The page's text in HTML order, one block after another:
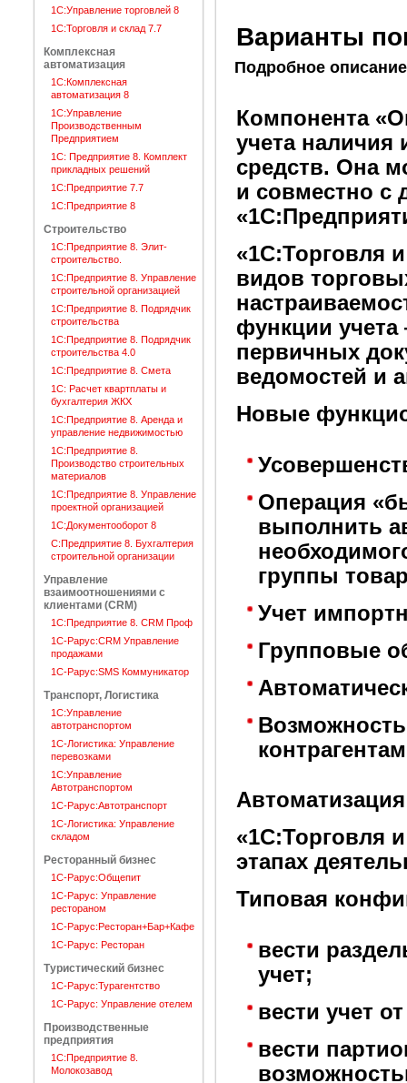
1С:Управление торговлей 8
1С:Торговля и склад 7.7
Комплексная
автоматизация
1С:Комплексная
автоматизация 8
1С:Управление
Производственным
Предприятием
1С: Предприятие 8. Комплект
прикладных решений
1С:Предприятие 7.7
1С:Предприятие 8
Строительство
1C:Предприятие 8. Элит-
строительство.
1С:Предприятие 8. Управление
строительной организацией
1С:Предприятие 8. Подрядчик
строительства
1С:Предприятие 8. Подрядчик
строительства 4.0
1С:Предприятие 8. Смета
1С: Расчет квартплаты и
бухгалтерия ЖКХ
1С:Предприятие 8. Аренда и
управление недвижимостью
1С:Предприятие 8.
Производство строительных
материалов
1С:Предприятие 8. Управление
проектной организацией
1С:Документооборот 8
С:Предприятие 8. Бухгалтерия
строительной организации
Управление
взаимоотношениями с
клиентами (CRM)
1С:Предприятие 8. CRM Проф
1C-Рарус:CRM Управление
продажами
1С-Рарус:SMS Коммуникатор
Транспорт, Логистика
1С:Управление
автотранспортом
1С-Логистика: Управление
перевозками
1С:Управление
Автотранспортом
1С-Рарус:Автотранспорт
1С-Логистика: Управление
складом
Ресторанный бизнес
1С-Рарус:Общепит
1С-Рарус: Управление
рестораном
1С-Рарус:Ресторан+Бар+Кафе
1С-Рарус: Ресторан
Туристический бизнес
1С-Рарус:Турагентство
1C-Рарус: Управление отелем
Производственные
предприятия
1С:Предприятие 8.
Молокозавод
Варианты
Подробное описание
Компонента
учета
средств. Она
и совместно с
«1С:Торговля
видов
функции
первичных
ведомостей и
Новые
Операция
выполнить
группы
Учет
Групповые
«1С:Торговля
этапах
Типовая
вести
учет;
вести учет
вести